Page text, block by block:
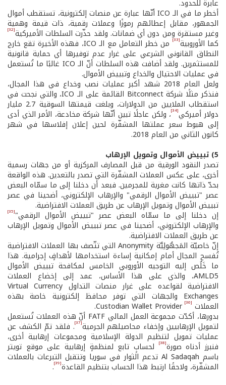
عابرة للحدود.
أخطر ما في الـ ICO أنّها عبارة عن منصات إلكترونية، تستقطب أموال
الجمهور، مقابل إعطائهم رموزًا وعملات رقمية، ذات قيمة وهمية
وغير مستقرة ومن دون أي ضمانات. ولقد حذّرت السلطات الأميركية[32]
كما الأوروبية[33] من خطر التعامل مع الـ ICO، فهذه الأخيرة تقع خارج
النطاق القانوني الشرعي على غرار عدم توفيرها أي حماية قانونية
للمستثمرين. ولقد أضافت هذه السلطات أنّ الـ ICO غالبًا ما تُستعمل
في عمليات الاحتيال والخداع وتبييض الأموال.
ولعل العام 2018 شهد أكبر عمليات نصب وخداع في هذا المجال،
فنذكر مثلًا شركة Bitconnect القائمة على الـ ICO، والتي نجحت في
استقطاب الملايين من الدولارات، وبلغت قيمتها السوقية 2.7 مليار
دولار أميركي[34] ، ولكن عاجلًا تبين أنّها شركة مخادعة، الأمر الذي أدى
إلى هبوط سعر عملتها المشفّرة لحين إعلان إفلاسها في شهر
كانون الثاني من العام 2018.
5) تبييض الأموال وتمويل الإرهاب
تصدر النقود الورقية من قبل المصارف المركزية أو من جهات رسمية
أخرى، على عكس العملات المشفّرة التي تصدر بالتعدين. هذه الواقعة
بحدّ ذاتها كانت مغرية للمجرمين. فبعد أن دخلنا إلى ما سمّاه البعض
عصر "تبييض الأموال الرقمي" والإرهاب الإلكتروني، أضحينا في عصر
تبييض الأموال وتمويل الإرهاب عن طريق العملات الافتراضية.
إن دخلنا إلى ما سمّاه البعض عصر "تبييض الأموال الرقمي"[35]
والإرهاب الإلكتروني، أضحينا في عصر تبييض الأموال وتمويل الإرهاب
عن طريق العملات الافتراضية.
إنّ خاصيّة المَجهُولِيَّة Anonymity التي تتّصف بها العملات الافتراضية
تُفسح المجال أمام إمكانية إساءة استخدامها لأهدافٍ إجرامية. هذا
ما خَلُص إليه التوجيه الأوروبي الخامس لمكافحة تبييض الأموال
AMLD5، والذي على هذا الأساس، عمد إلى إخضاع العملات
الافتراضية لقواعده على غرار منصات التداول Virtual Currency
Exchanges والجهات التي توفر محافظ إلكترونية خاصة بهذه
العملات Custodian Wallet Provider [36]
.
بدورها، أكدّت مجموعة العمل المالي FATF أنّ هذه العملات تُستعمل
لتمويل الإرهابيين وإخفاء محاصيلهم الجرمية[37] . فلقد تمّ الكشف عن
عمليات تمويل لتنظيم الدولة الإسلامية ومجموعات إرهابية أخرى،
فنبرز أدناه صورة[38] لحسابٍ تابع لمنظمةٍ إرهابية على موقع تويتر
باسم Al Sadaqah تدعم الثوار في سوريا وتتقبل التبرعات بالعملات
المشفّرة، ولاحقًا ارتبط هذا الحساب بتنظيم القاعدة[39]
.